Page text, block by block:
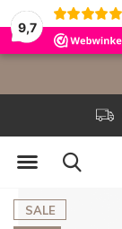
9,7
SALE